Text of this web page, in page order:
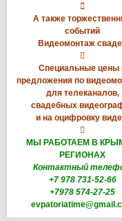

А также
событий
Видеомонтаж

Специальные цены
предложения по
для телеканалов,
свадебных
и на оцифровку

МЫ РАБОТАЕМ В
РЕГИОНАХ
Контактный
+7 978 731-52-66
+7978 574-27-25